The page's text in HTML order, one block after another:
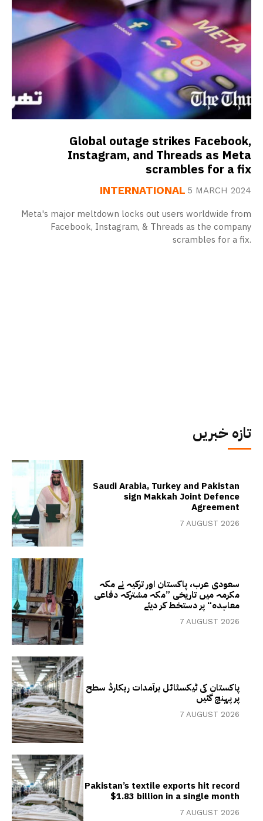
Global outage strikes Facebook,
Instagram, and Threads as Meta
scrambles for a fix
INTERNATIONAL 5 MARCH 2024
Meta's major meltdown locks out users worldwide from
Facebook, Instagram, & Threads as the company
scrambles for a fix.
تازہ خبریں
Saudi Arabia, Turkey and Pakistan
sign Makkah Joint Defence
Agreement
7 AUGUST 2026
سعودی عرب، پاکستان اور ترکیہ نے مکہ
مکرمہ میں تاریخی ”مکہ مشترکہ دفاعی
معاہدہ“ پر دستخط کر دیئے
7 AUGUST 2026
پاکستان کی ٹیکسٹائل برآمدات ریکارڈ سطح
پر پہنچ گئیں
7 AUGUST 2026
Pakistan’s textile exports hit record
$1.83 billion in a single month
7 AUGUST 2026